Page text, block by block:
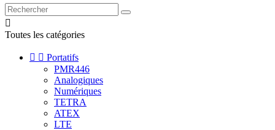

Toutes les catégories
  Portatifs
PMR446
Analogiques
Numériques
TETRA
ATEX
LTE